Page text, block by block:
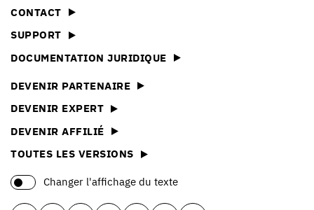
CONTACT
SUPPORT
DOCUMENTATION JURIDIQUE
DEVENIR PARTENAIRE
DEVENIR EXPERT
DEVENIR AFFILIÉ
TOUTES LES VERSIONS
Changer l'affichage du texte